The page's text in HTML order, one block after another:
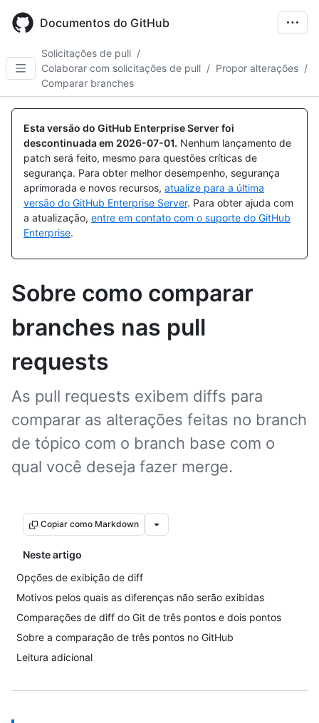
main
Documentos do GitHub
Solicitações de pull /
Colaborar com solicitações de pull / Propor alterações /
Comparar branches
Esta versão do GitHub Enterprise Server foi
descontinuada em 2026-07-01. Nenhum lançamento de
patch será feito, mesmo para questões críticas de
segurança. Para obter melhor desempenho, segurança
aprimorada e novos recursos, atualize para a última
versão do GitHub Enterprise Server. Para obter ajuda com
a atualização, entre em contato com o suporte do GitHub
Enterprise.
Sobre como comparar
branches nas pull
requests
As pull requests exibem diffs para
comparar as alterações feitas no branch
de tópico com o branch base com o
qual você deseja fazer merge.
Copiar como Markdown
Neste artigo
Opções de exibição de diff
Motivos pelos quais as diferenças não serão exibidas
Comparações de diff do Git de três pontos e dois pontos
Sobre a comparação de três pontos no GitHub
Leitura adicional